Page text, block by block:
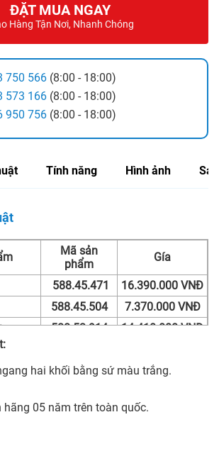
ĐẶT MUA NGAY
Hàng Tận Nơi, Nhanh Chóng
750 566 (8:00 - 18:00)
573 166 (8:00 - 18:00)
950 756 (8:00 - 18:00)
Tính năng Hình ảnh
Mã sản
phẩm
Gía
588.45.471
16.390.000 VNĐ
588.45.504
7.370.000 VNĐ
588.53.914
14.410.000 VNĐ
588.53.991 990.000 VNĐ
41.580.000 VNĐ
hai khối bằng sứ màu trắng.
hãng 05 năm trên toàn quốc.